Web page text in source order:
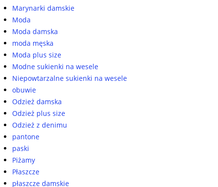
Marynarki damskie
Moda
Moda damska
moda męska
Moda plus size
Modne sukienki na wesele
Niepowtarzalne sukienki na wesele
obuwie
Odzież damska
Odzież plus size
Odzież z denimu
pantone
paski
Piżamy
Płaszcze
płaszcze damskie